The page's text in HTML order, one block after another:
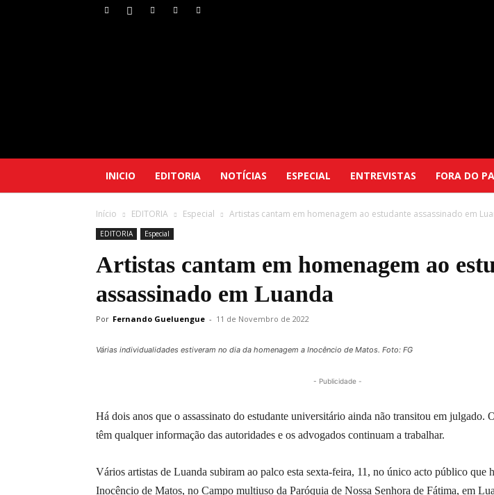
INICIO EDITORIA NOTÍCIAS ESPECIAL ENTREVISTAS FORA DO
Início EDITORIA Especial Artistas cantam em homenagem ao estudante assassinado em
EDITORIA Especial
Artistas cantam em homenagem ao
assassinado em Luanda
Por Fernando Gueluengue - 11 de Novembro de 2022
Várias individualidades estiveram no dia da homenagem a Inocêncio de Matos. Foto: FG
- Publicidade -
Há dois anos que o assassinato do estudante universitário ainda não transitou em julgado.
têm qualquer informação das autoridades e os advogados continuam a trabalhar.
Vários artistas de Luanda subiram ao palco esta sexta-feira, 11, no único acto público que
Inocêncio de Matos, no Campo multiuso da Paróquia de Nossa Senhora de Fátima, em